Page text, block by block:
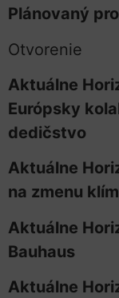
Plánovaný
Otvorenie
Aktuálne
Európsky
dedičstvo
Aktuálne
na zmenu
Aktuálne
Bauhaus
Aktuálne